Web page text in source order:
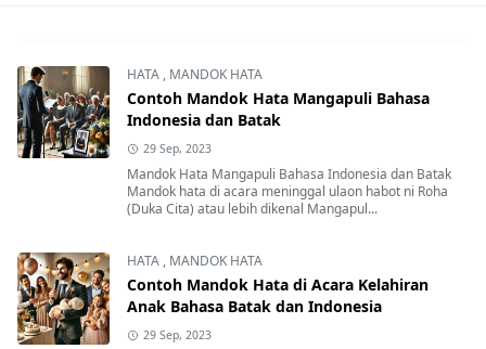
HATA , MANDOK HATA
Contoh Mandok Hata Mangapuli Bahasa
Indonesia dan Batak
29 Sep, 2023
Mandok Hata Mangapuli Bahasa Indonesia dan Batak
Mandok hata di acara meninggal ulaon habot ni Roha
(Duka Cita) atau lebih dikenal Mangapul...
HATA , MANDOK HATA
Contoh Mandok Hata di Acara Kelahiran
Anak Bahasa Batak dan Indonesia
29 Sep, 2023